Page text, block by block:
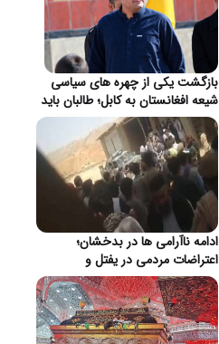
بازگشت یکی از چهره های سیاسی
شیعه افغانستان به کابل؛ طالبان باید
از بابت تأمین امنیت اطمینان دهند}
ادامه ناآرامی ها در بدخشان؛
اعتراضات مردمی در یفتل و
تیراندازی به سوی ساختمان ریاست
استخبارات طالبان در فیض آباد}